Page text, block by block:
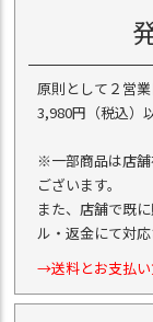
原則として２営
3,980円（税込）
※一部商品は店
ございます。
また、店舗で既
ル・返金にて対
→送料とお支払い